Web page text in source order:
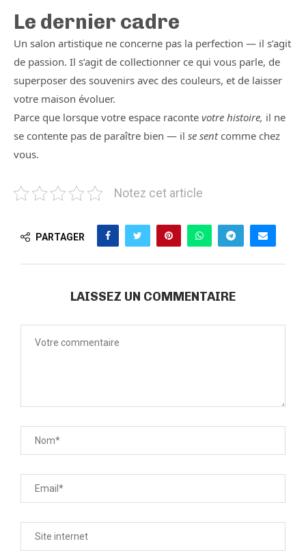
Le dernier cadre
Un salon artistique ne concerne pas la perfection — il s’agit
de passion. Il s’agit de collectionner ce qui vous parle, de
superposer des souvenirs avec des couleurs, et de laisser
votre maison évoluer.
Parce que lorsque votre espace raconte votre histoire, il ne
se contente pas de paraître bien — il se sentcomme chez
vous.
Notez cet article
PARTAGER
LAISSEZ UN COMMENTAIRE